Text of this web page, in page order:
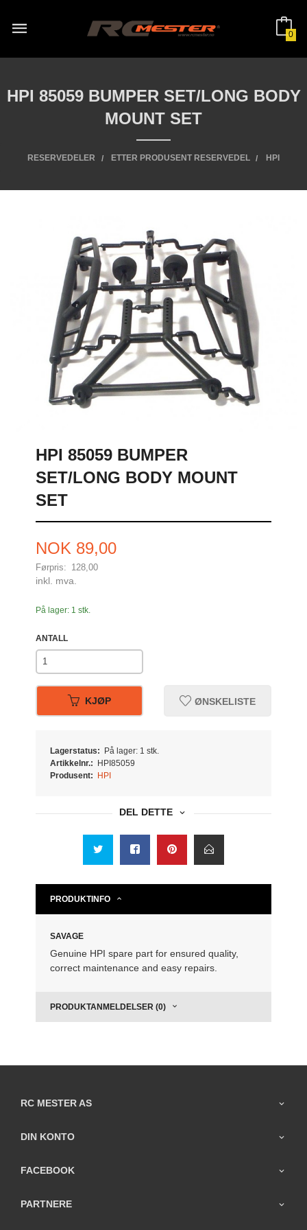
innholdet
0
HPI 85059 BUMPER SET/LONG BODY
MOUNT SET
RESERVEDELER ETTER PRODUSENT RESERVEDEL HPI
HPI 85059 BUMPER
SET/LONG BODY MOUNT
SET
Tilbud
NOK 89,00
Førpris: 128,00
Rabatt
inkl. mva.
På lager: 1 stk.
ANTALL
KJØP ØNSKELISTE
Lagerstatus:
På lager: 1 stk.
Artikkelnr.:
HPI85059
Produsent:
HPI
DEL DETTE
PRODUKTINFO
SAVAGE
Genuine HPI spare part for ensured quality,
correct maintenance and easy repairs.
PRODUKTANMELDELSER (0)
RC MESTER AS
DIN KONTO
FACEBOOK
PARTNERE